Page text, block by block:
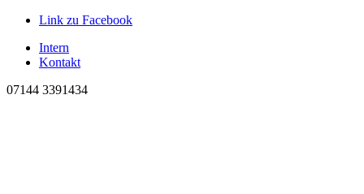
Link zu Facebook
Intern
Kontakt
07144 3391434